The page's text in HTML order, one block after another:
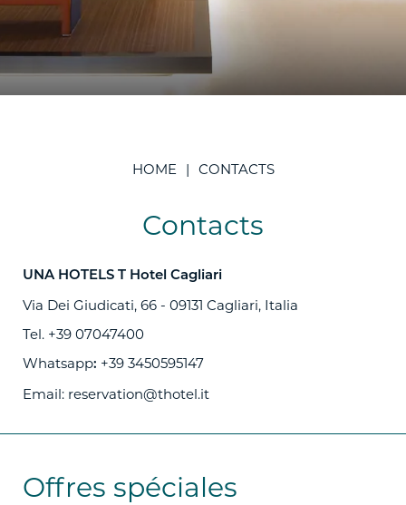
HOME CONTACTS
Contacts
UNA HOTELS T Hotel Cagliari
Via Dei Giudicati, 66 - 09131 Cagliari, Italia
Tel. +39 07047400
Whatsapp: +39 3450595147
Email: reservation@thotel.it
Offres spéciales